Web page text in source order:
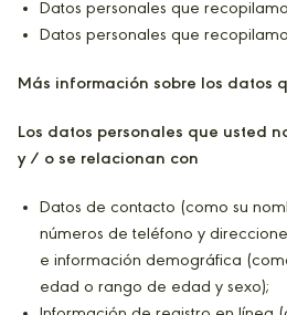
Datos personales que
Datos personales que
Más información sobre los datos
Los datos personales que usted
y / o se relacionan con
Datos de contacto (como su
números de teléfono y
e información demográfica
edad o rango de edad y sexo);